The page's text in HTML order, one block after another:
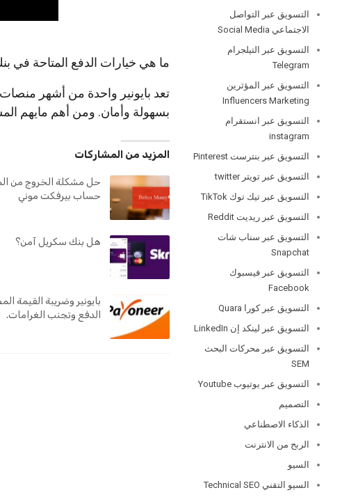
ما هي خيارات الدفع المتاحة في
تعد بايونير واحدة من أشهر
بسهولة وأمان. ومن أهم مايهم
المزيد من المشاركات
حل مشكلة الخروج من
حساب بيرفكت موني
هل بنك سكريل آمن؟
بايونير وضريبة القيمة
الدفع وتجنب الغرامات.
التسويق عبر التواصل
الاجتماعي Social Media
التسويق عبر التيلجرام
Telegram
التسويق عبر المؤثرين
Influencers Marketing
التسويق عبر انستقرام
instagram
التسويق عبر بنترست Pinterest
التسويق عبر تويتر twitter
التسويق عبر تيك توك TikTok
التسويق عبر ريديت Reddit
التسويق عبر سناب شات
Snapchat
التسويق عبر فيسبوك
Facebook
التسويق عبر كورا Quara
التسويق عبر لينكد إن LinkedIn
التسويق عبر محركات البحث
SEM
التسويق عبر يوتيوب Youtube
التصميم
الذكاء الاصطناعي
الربح من الانترنت
السيو
السيو التقني Technical SEO